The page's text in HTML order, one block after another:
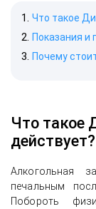
История
Что такое
Показания и
Почему
Что такое
действует?
Алкогольная
печальным
Побороть